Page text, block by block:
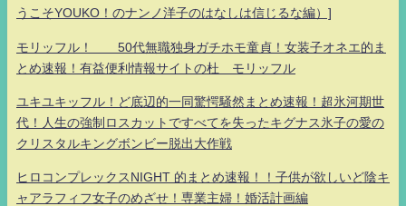
うこそYOUKO！のナンノ洋子のはなしは信じるな編）]
モリッフル！ 50代無職独身ガチホモ童貞！女装子オネエ的ま
とめ速報！有益便利情報サイトの杜 モリッフル
ユキユキッフル！ど底辺的一同驚愕騒然まとめ速報！超氷河期世
代！人生の強制ロスカットですべてを失ったキグナス氷子の愛の
クリスタルキングボンビー脱出大作戦
ヒロコンプレックスNIGHT 的まとめ速報！！子供が欲しいど陰キ
ャアラフィフ女子のめざせ！専業主婦！婚活計画編